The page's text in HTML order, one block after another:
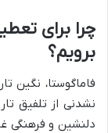
چرا برای
برویم؟
فاماگوستا، نگین
نشدنی از تلفیق
دلنشین و فرهنگی